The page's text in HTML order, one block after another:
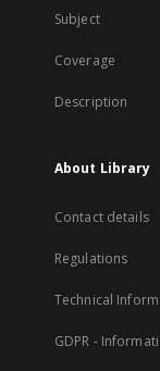
Subject
Coverage
Description
About Library
Contact details
Regulations
Technical
GDPR -